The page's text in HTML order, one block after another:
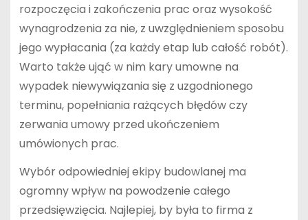
rozpoczęcia i zakończenia prac oraz wysokość
wynagrodzenia za nie, z uwzględnieniem sposobu
jego wypłacania (za każdy etap lub całość robót).
Warto także ująć w nim kary umowne na
wypadek niewywiązania się z uzgodnionego
terminu, popełniania rażących błędów czy
zerwania umowy przed ukończeniem
umówionych prac.
Wybór odpowiedniej ekipy budowlanej ma
ogromny wpływ na powodzenie całego
przedsięwzięcia. Najlepiej, by była to firma z